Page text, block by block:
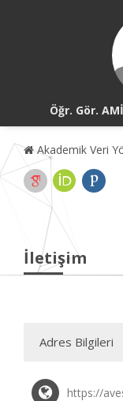
Öğr. Gör.
Akademik Veri
İletişim
Adres Bilgileri
https://